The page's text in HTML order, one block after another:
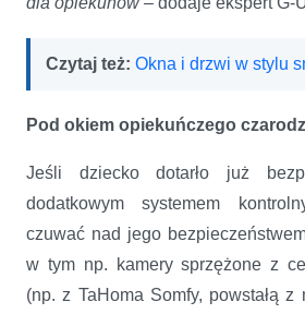
Czytaj też: Okna i drzwi w stylu
Pod okiem opiekuńczego
Jeśli dziecko dotarło już
dodatkowym systemem
czuwać nad jego
w tym np. kamery sprzężone z
(np. z TaHoma Somfy, powstałą z